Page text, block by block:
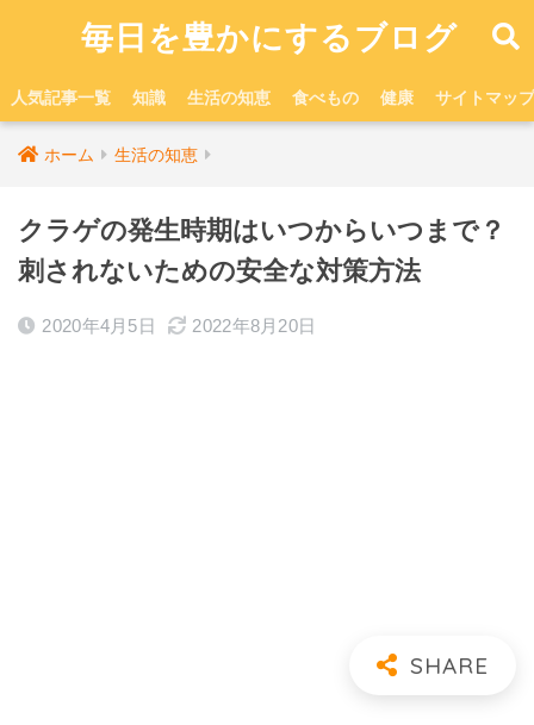
毎日を豊かにするブログ
人気記事一覧 知識 生活の知恵 食べもの 健康 サイトマップ
ホーム 生活の知恵
クラゲの発生時期はいつからいつまで？
刺されないための安全な対策方法
2020年4月5日 2022年8月20日